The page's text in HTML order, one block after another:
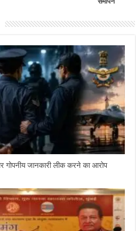
गोपनीय जानकारी लीक करने का आरोप